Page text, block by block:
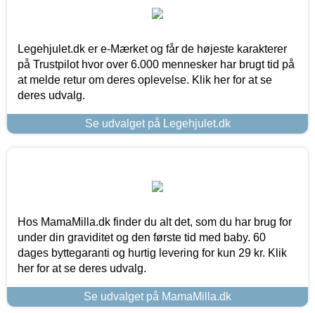
Legehjulet.dk er e-Mærket og får de højeste karakterer
på Trustpilot hvor over 6.000 mennesker har brugt tid på
at melde retur om deres oplevelse. Klik her for at se
deres udvalg.
Se udvalget på Legehjulet.dk
Hos MamaMilla.dk finder du alt det, som du har brug for
under din graviditet og den første tid med baby. 60
dages byttegaranti og hurtig levering for kun 29 kr. Klik
her for at se deres udvalg.
Se udvalget på MamaMilla.dk